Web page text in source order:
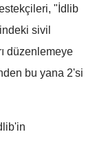
"İdlib
sivil
düzenlemeye
bu yana 2'si